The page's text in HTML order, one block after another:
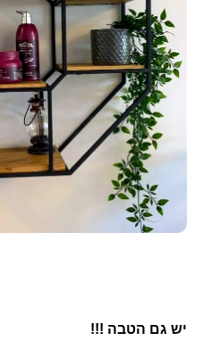
יש גם הטבה !!!